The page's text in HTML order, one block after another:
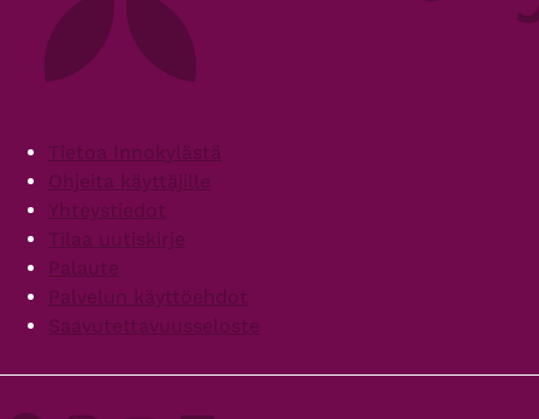
FooterTietoa Innokylästä
Ohjeita käyttäjille
Yhteystiedot
Tilaa uutiskirje
Palaute
Palvelun käyttöehdot
Saavutettavuusseloste